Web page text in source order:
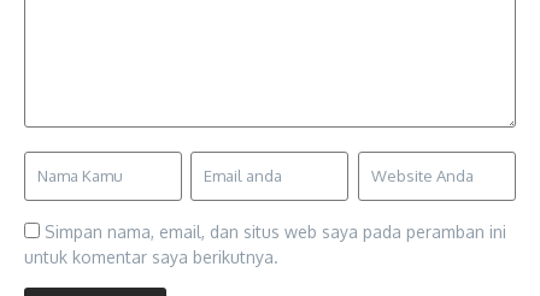
Simpan nama, email, dan situs web saya pada peramban ini
untuk komentar saya berikutnya.